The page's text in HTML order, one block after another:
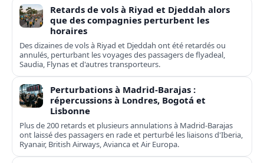
Retards de vols à Riyad et Djeddah alors
que des compagnies perturbent les
horaires
Des dizaines de vols à Riyad et Djeddah ont été retardés ou
annulés, perturbant les voyages des passagers de flyadeal,
Saudia, Flynas et d'autres transporteurs.
Perturbations à Madrid-Barajas :
répercussions à Londres, Bogotá et
Lisbonne
Plus de 200 retards et plusieurs annulations à Madrid-Barajas
ont laissé des passagers en rade et perturbé les liaisons d'Iberia,
Ryanair, British Airways, Avianca et Air Europa.